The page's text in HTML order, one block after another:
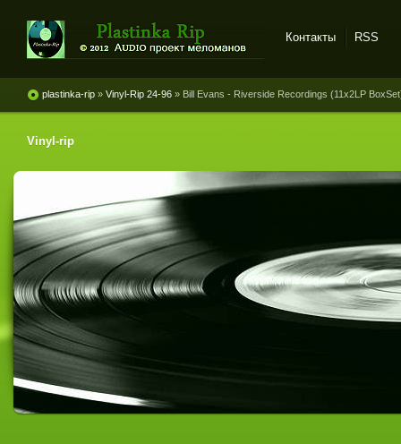
винила и магнитоальбомов
Контакты RSS
plastinka-rip » Vinyl-Rip 24-96 » Bill Evans - Riverside Recordings (11x2LP
Vinyl-rip